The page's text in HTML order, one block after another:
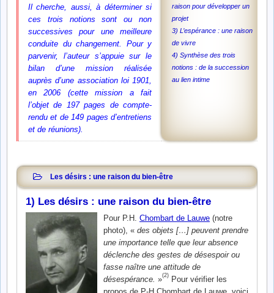
Il cherche, aussi, à déterminer si
ces trois notions sont ou non
successives pour une meilleure
conduite du changement. Pour y
parvenir, l’auteur s’appuie sur le
bilan d’une mission réalisée
auprès d’une association loi 1901,
en 2006 (cette mission a fait
l’objet de 197 pages de compte-
rendu et de 149 pages d’entretiens
et de réunions).
raison pour développer un
projet
3) L’espérance : une raison
de vivre
4) Synthèse des trois
notions : de la succession
au lien intime
Les désirs : une raison du bien-être
1) Les désirs : une raison du bien-être
Pour P.H. Chombart de Lauwe (notre
photo), « des objets […] peuvent prendre
une importance telle que leur absence
déclenche des gestes de désespoir ou
fasse naître une attitude de
désespérance. »(2) Pour vérifier les